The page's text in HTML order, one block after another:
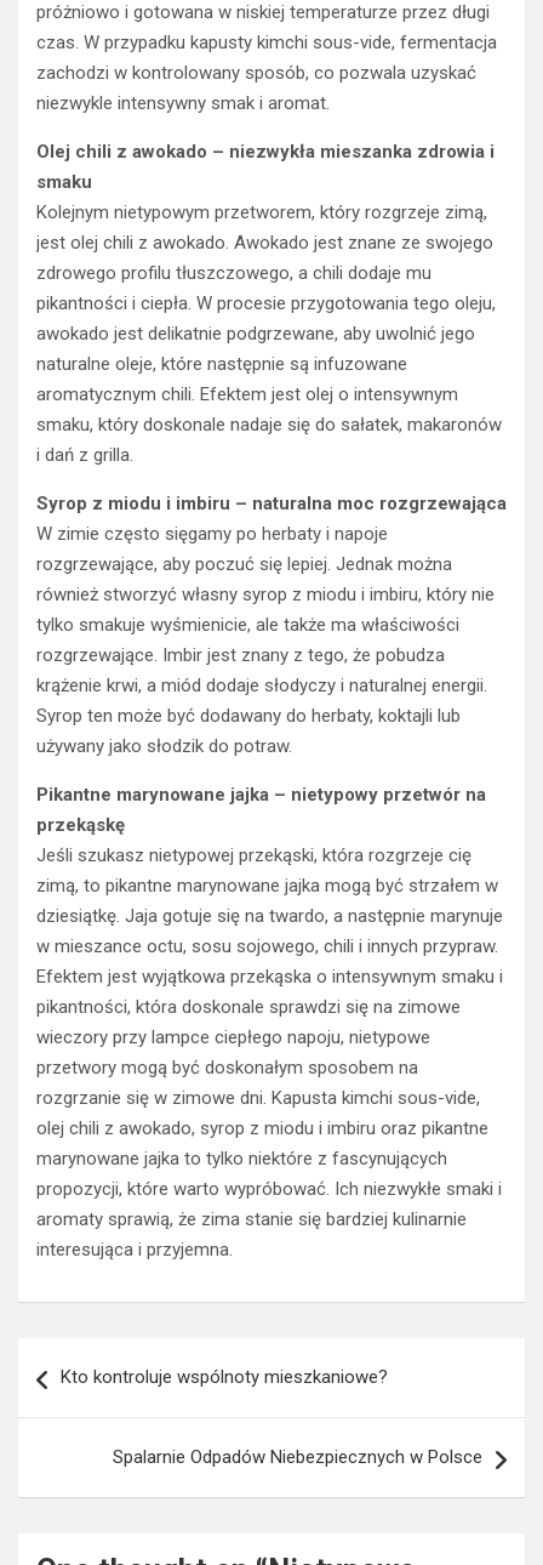
próżniowo i gotowana w niskiej temperaturze przez długi
czas. W przypadku kapusty kimchi sous-vide, fermentacja
zachodzi w kontrolowany sposób, co pozwala uzyskać
niezwykle intensywny smak i aromat.
Olej chili z awokado – niezwykła mieszanka zdrowia i
smaku
Kolejnym nietypowym przetworem, który rozgrzeje zimą,
jest olej chili z awokado. Awokado jest znane ze swojego
zdrowego profilu tłuszczowego, a chili dodaje mu
pikantności i ciepła. W procesie przygotowania tego oleju,
awokado jest delikatnie podgrzewane, aby uwolnić jego
naturalne oleje, które następnie są infuzowane
aromatycznym chili. Efektem jest olej o intensywnym
smaku, który doskonale nadaje się do sałatek, makaronów
i dań z grilla.
Syrop z miodu i imbiru – naturalna moc rozgrzewająca
W zimie często sięgamy po herbaty i napoje
rozgrzewające, aby poczuć się lepiej. Jednak można
również stworzyć własny syrop z miodu i imbiru, który nie
tylko smakuje wyśmienicie, ale także ma właściwości
rozgrzewające. Imbir jest znany z tego, że pobudza
krążenie krwi, a miód dodaje słodyczy i naturalnej energii.
Syrop ten może być dodawany do herbaty, koktajli lub
używany jako słodzik do potraw.
Pikantne marynowane jajka – nietypowy przetwór na
przekąskę
Jeśli szukasz nietypowej przekąski, która rozgrzeje cię
zimą, to pikantne marynowane jajka mogą być strzałem w
dziesiątkę. Jaja gotuje się na twardo, a następnie marynuje
w mieszance octu, sosu sojowego, chili i innych przypraw.
Efektem jest wyjątkowa przekąska o intensywnym smaku i
pikantności, która doskonale sprawdzi się na zimowe
wieczory przy lampce ciepłego napoju, nietypowe
przetwory mogą być doskonałym sposobem na
rozgrzanie się w zimowe dni. Kapusta kimchi sous-vide,
olej chili z awokado, syrop z miodu i imbiru oraz pikantne
marynowane jajka to tylko niektóre z fascynujących
propozycji, które warto wypróbować. Ich niezwykłe smaki i
aromaty sprawią, że zima stanie się bardziej kulinarnie
interesująca i przyjemna.
wpisu
Kto kontroluje wspólnoty mieszkaniowe?
Spalarnie Odpadów Niebezpiecznych w Polsce